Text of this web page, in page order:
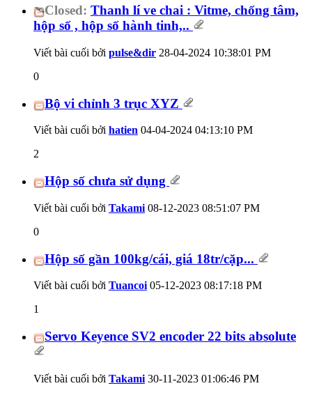
Closed: Thanh lí ve chai : Vitme, chống tâm,
hộp số , hộp số hành tinh,..
Viết bài cuối bởi pulse&dir 28-04-2024 10:38:01 PM
0
Bộ vi chỉnh 3 trục XYZ
Viết bài cuối bởi hatien 04-04-2024 04:13:10 PM
2
Hộp số chưa sử dụng
Viết bài cuối bởi Takami 08-12-2023 08:51:07 PM
0
Hộp số gần 100kg/cái, giá 18tr/cặp...
Viết bài cuối bởi Tuancoi 05-12-2023 08:17:18 PM
1
Servo Keyence SV2 encoder 22 bits absolute
Viết bài cuối bởi Takami 30-11-2023 01:06:46 PM